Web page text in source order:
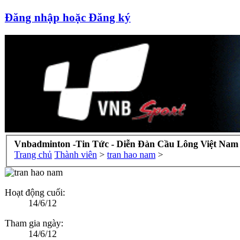
Đăng nhập hoặc Đăng ký
Vnbadminton -Tin Tức - Diễn Đàn Cầu Lông Việt Nam
Trang chủ Thành viên > tran hao nam >
Hoạt động cuối:
14/6/12
Tham gia ngày:
14/6/12